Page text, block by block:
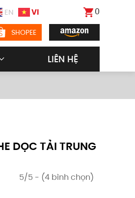
EN VI 0
SHOPEE
LIÊN HỆ
DỌC TẢI TRUNG
5/5 - (4 bình chọn)